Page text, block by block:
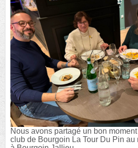
Nous avons partagé un bon
club de Bourgoin La Tour Du Pin